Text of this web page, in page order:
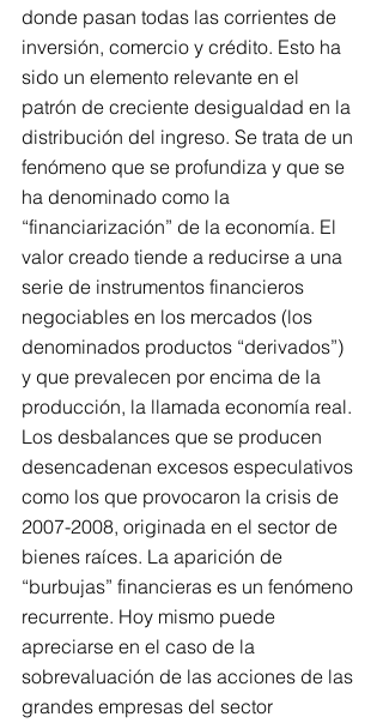
donde pasan todas las corrientes de
inversión, comercio y crédito. Esto ha
sido un elemento relevante en el
patrón de creciente desigualdad en la
distribución del ingreso. Se trata de un
fenómeno que se profundiza y que se
ha denominado como la
“financiarización” de la economía. El
valor creado tiende a reducirse a una
serie de instrumentos financieros
negociables en los mercados (los
denominados productos “derivados”)
y que prevalecen por encima de la
producción, la llamada economía real.
Los desbalances que se producen
desencadenan excesos especulativos
como los que provocaron la crisis de
2007-2008, originada en el sector de
bienes raíces. La aparición de
“burbujas” financieras es un fenómeno
recurrente. Hoy mismo puede
apreciarse en el caso de la
sobrevaluación de las acciones de las
grandes empresas del sector